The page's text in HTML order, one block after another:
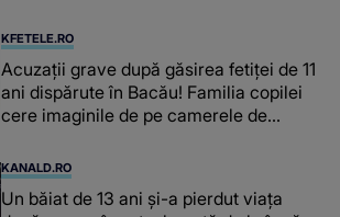
înțepe sânul”
KFETELE.RO
Acuzații grave după găsirea fetiței de 11
ani dispărute în Bacău! Familia copilei
cere imaginile de pe camerele de
mea...”
KANALD.RO
Un băiat de 13 ani și-a pierdut viața